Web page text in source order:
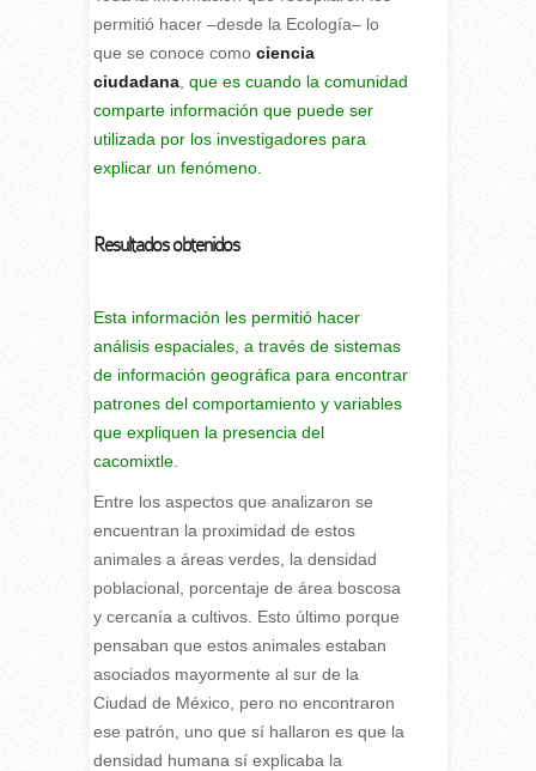
permitió hacer –desde la Ecología– lo
que se conoce como ciencia
ciudadana, que es cuando la comunidad
comparte información que puede ser
utilizada por los investigadores para
explicar un fenómeno.
Resultados obtenidos
Esta información les permitió hacer
análisis espaciales, a través de sistemas
de información geográfica para encontrar
patrones del comportamiento y variables
que expliquen la presencia del
cacomixtle.
Entre los aspectos que analizaron se
encuentran la proximidad de estos
animales a áreas verdes, la densidad
poblacional, porcentaje de área boscosa
y cercanía a cultivos. Esto último porque
pensaban que estos animales estaban
asociados mayormente al sur de la
Ciudad de México, pero no encontraron
ese patrón, uno que sí hallaron es que la
densidad humana sí explicaba la